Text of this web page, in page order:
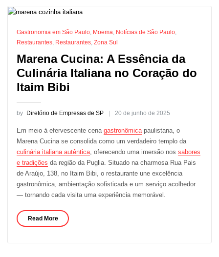
Gastronomia em São Paulo, Moema, Notícias de São Paulo,
Restaurantes, Restaurantes, Zona Sul
Marena Cucina: A Essência da
Culinária Italiana no Coração do
Itaim Bibi
by Diretório de Empresas de SP 20 de junho de 2025
Em meio à efervescente cena gastronômicapaulistana, o
Marena Cucina se consolida como um verdadeiro templo da
culinária italiana autêntica, oferecendo uma imersão nos sabores
e tradições da região da Puglia. Situado na charmosa Rua Pais
de Araújo, 138, no Itaim Bibi, o restaurante une excelência
gastronômica, ambientação sofisticada e um serviço acolhedor
— tornando cada visita uma experiência memorável.
Read More